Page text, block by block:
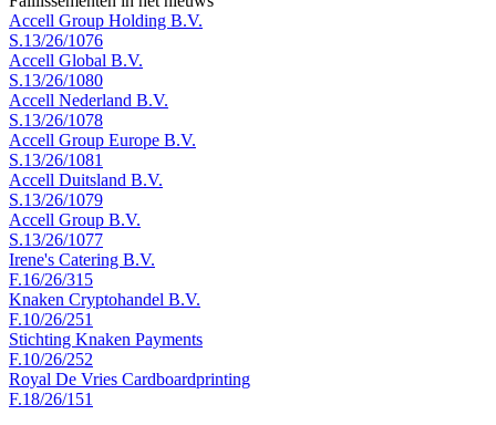
Accell Group Holding B.V.
S.13/26/1076
Accell Global B.V.
S.13/26/1080
Accell Nederland B.V.
S.13/26/1078
Accell Group Europe B.V.
S.13/26/1081
Accell Duitsland B.V.
S.13/26/1079
Accell Group B.V.
S.13/26/1077
Irene's Catering B.V.
F.16/26/315
Knaken Cryptohandel B.V.
F.10/26/251
Stichting Knaken Payments
F.10/26/252
Royal De Vries Cardboardprinting
F.18/26/151